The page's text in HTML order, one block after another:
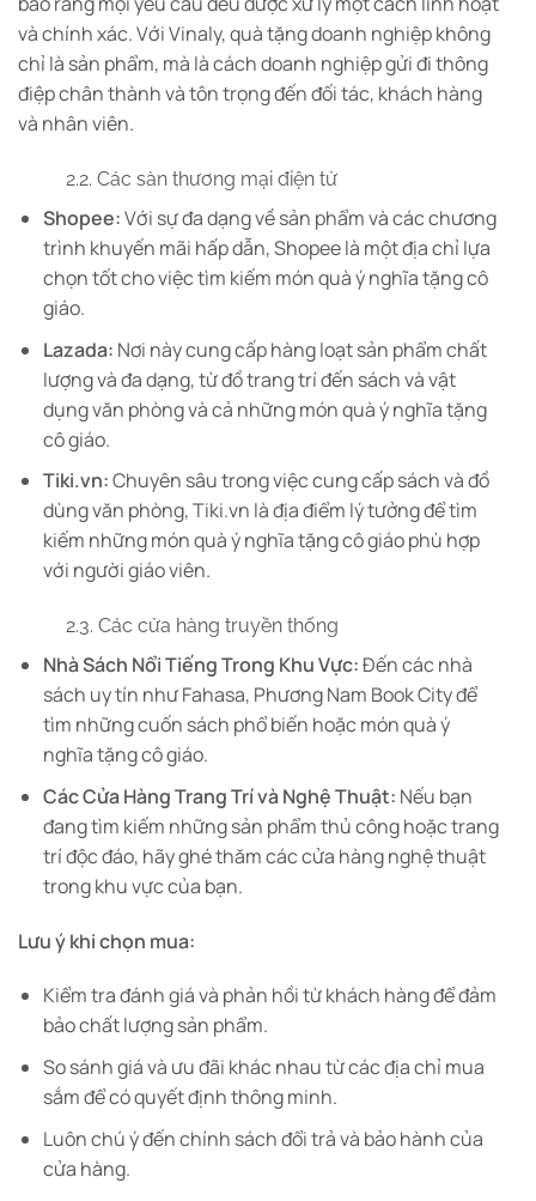
và chính xác. Với Vinaly, quà tặng doanh nghiệp không
chỉ là sản phẩm, mà là cách doanh nghiệp gửi đi thông
điệp chân thành và tôn trọng đến đối tác, khách hàng
và nhân viên.
2.2. Các sàn thương mại điện tử
Shopee:Với sự đa dạng về sản phẩm và các chương
trình khuyến mãi hấp dẫn, Shopee là một địa chỉ lựa
chọn tốt cho việc tìm kiếm món quà ý nghĩa tặng cô
giáo.
Lazada: Nơi này cung cấp hàng loạt sản phẩm chất
lượng và đa dạng, từ đồ trang trí đến sách và vật
dụng văn phòng và cả những món quà ý nghĩa tặng
cô giáo.
Tiki.vn:Chuyên sâu trong việc cung cấp sách và đồ
dùng văn phòng, Tiki.vn là địa điểm lý tưởng để tìm
kiếm những món quà ý nghĩa tặng cô giáo phù hợp
với người giáo viên.
2.3. Các cửa hàng truyền thống
Nhà Sách Nổi Tiếng Trong Khu Vực:Đến các nhà
sách uy tín như Fahasa, Phương Nam Book City để
tìm những cuốn sách phổ biến hoặc món quà ý
nghĩa tặng cô giáo.
Các Cửa Hàng Trang Trí và Nghệ Thuật: Nếu bạn
đang tìm kiếm những sản phẩm thủ công hoặc trang
trí độc đáo, hãy ghé thăm các cửa hàng nghệ thuật
trong khu vực của bạn.
Lưu ý khi chọn mua:
Kiểm tra đánh giá và phản hồi từ khách hàng để đảm
bảo chất lượng sản phẩm.
So sánh giá và ưu đãi khác nhau từ các địa chỉ mua
sắm để có quyết định thông minh.
Luôn chú ý đến chính sách đổi trả và bảo hành của
cửa hàng.